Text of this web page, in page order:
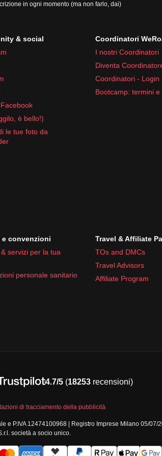
in ogni momento (ma non farlo, dai)
& social
è bello!)
le tue foto da
Coordinatori
I nostri Coordinatori
Diventa
Coordinatori - Login
Bootcamp: termini e
e convenzioni
servizi per la tua
personale sanitario
Travel & Affiliate
TOs and DMCs
Travel Advisors
Affiliate Program
4.7/5 (18253 recensioni)
di tracciamento della pubblicità
P.IVA 12474100968 | Registro Imprese Milano 05/
società a socio unico.